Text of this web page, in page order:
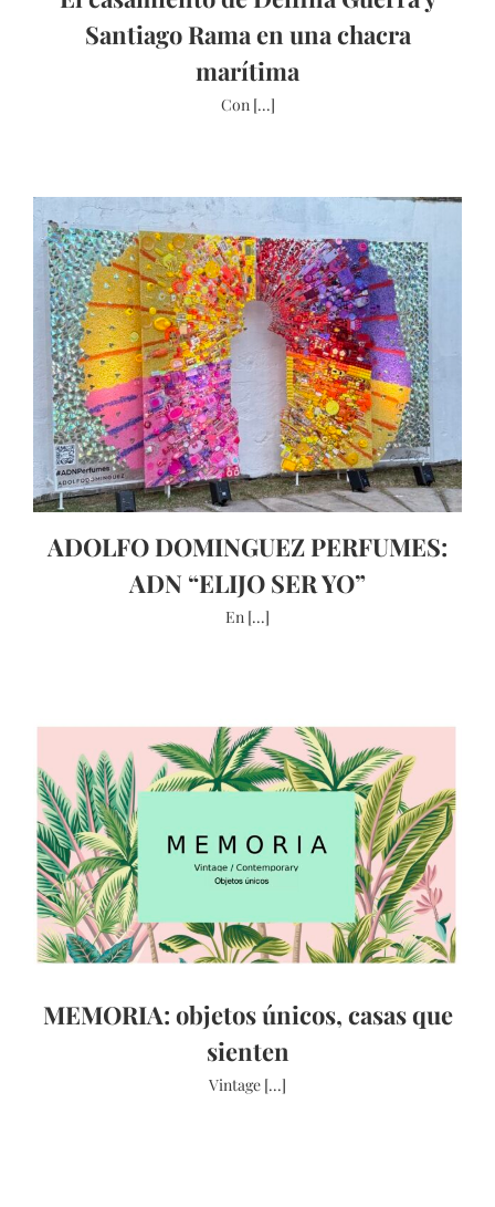
Santiago Rama en una chacra
marítima
Con [...]
ADOLFO DOMINGUEZ PERFUMES:
ADN “ELIJO SER YO”
En [...]
MEMORIA: objetos únicos, casas que
sienten
Vintage [...]